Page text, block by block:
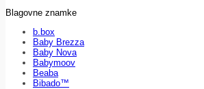
Blagovne znamke
b.box
Baby Brezza
Baby Nova
Babymoov
Beaba
Bibado™